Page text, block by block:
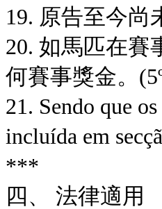
19. 原告至今尚
20. 如馬匹在賽
何賽事獎金。
21. Sendo que
incluída em
***
四、 法律適用